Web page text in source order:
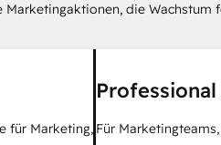
die Wachstum
für Marketing,
Professional
Für